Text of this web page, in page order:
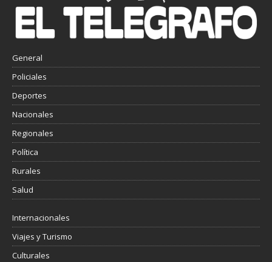
General
Policiales
Deportes
Nacionales
Regionales
Política
Rurales
Salud
Internacionales
Viajes y Turismo
Culturales